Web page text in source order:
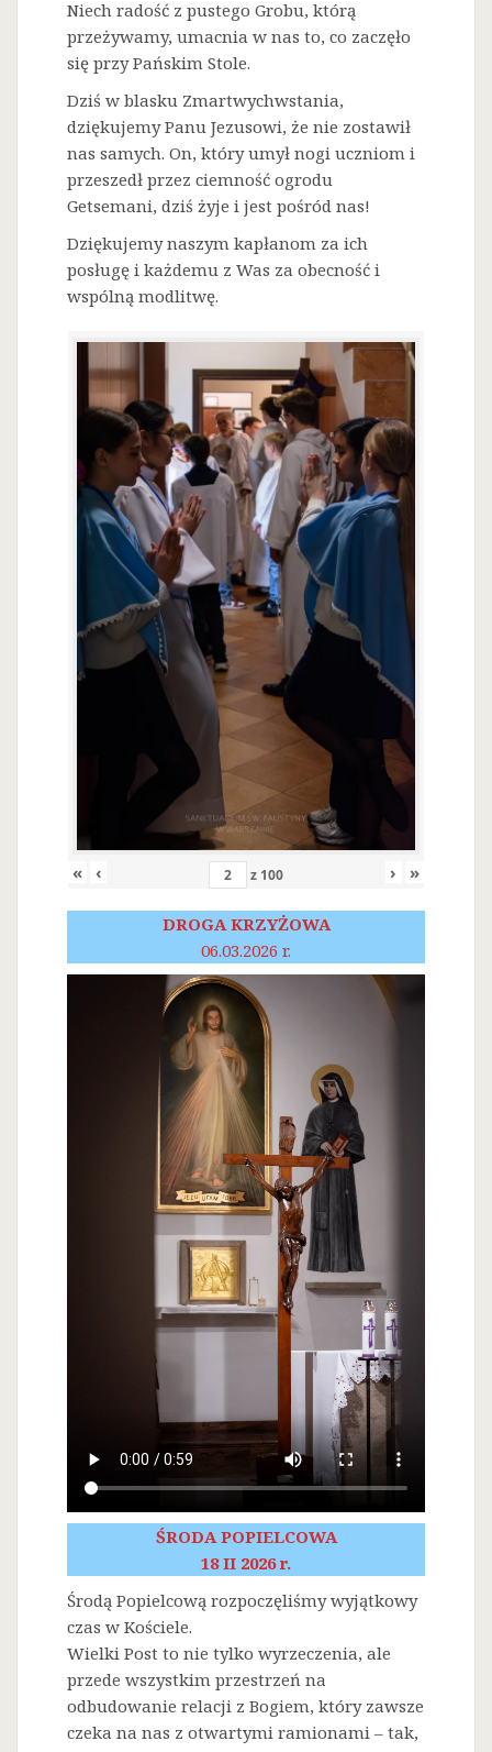
Niech radość z pustego Grobu, którą
przeżywamy, umacnia w nas to, co zaczęło
się przy Pańskim Stole.
Dziś w blasku Zmartwychwstania,
dziękujemy Panu Jezusowi, że nie zostawił
nas samych. On, który umył nogi uczniom i
przeszedł przez ciemność ogrodu
Getsemani, dziś żyje i jest pośród nas!
Dziękujemy naszym kapłanom za ich
posługę i każdemu z Was za obecność i
wspólną modlitwę.
« ‹ z 100 › »
DROGA KRZYŻOWA
06.03.2026 r.
ŚRODA POPIELCOWA
18 II 2026 r.
Środą Popielcową rozpoczęliśmy wyjątkowy
czas w Kościele.
Wielki Post to nie tylko wyrzeczenia, ale
przede wszystkim przestrzeń na
odbudowanie relacji z Bogiem, który zawsze
czeka na nas z otwartymi ramionami – tak,